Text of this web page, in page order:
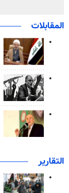
المقابلات
التقارير